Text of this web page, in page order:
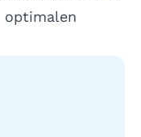
optimalen